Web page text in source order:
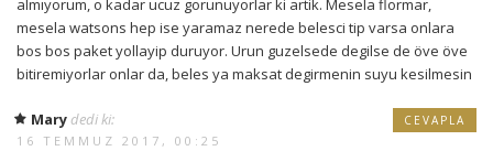
almıyorum, o kadar ucuz gorunuyorlar ki artik. Mesela flormar,
mesela watsons hep ise yaramaz nerede belesci tip varsa onlara
bos bos paket yollayip duruyor. Urun guzelsede degilse de öve öve
bitiremiyorlar onlar da, beles ya maksat degirmenin suyu kesilmesin
Mary dedi ki:
16 TEMMUZ 2017, 00:25
CEVAPLA